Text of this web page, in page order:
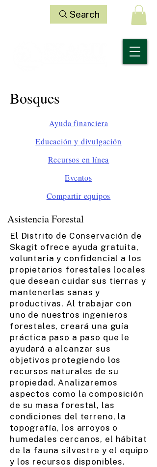
Search
Bosques
Ayuda financiera
Educación y divulgación
Recursos en línea
Eventos
Compartir equipos
Asistencia Forestal
El Distrito de Conservación de
Skagit ofrece ayuda gratuita,
voluntaria y confidencial a los
propietarios forestales locales
que desean cuidar sus tierras y
mantenerlas sanas y
productivas. Al trabajar con
uno de nuestros ingenieros
forestales, creará una guía
práctica paso a paso que le
ayudará a alcanzar sus
objetivos protegiendo los
recursos naturales de su
propiedad. Analizaremos
aspectos como la composición
de su masa forestal, las
condiciones del terreno, la
topografía, los arroyos o
humedales cercanos, el hábitat
de la fauna silvestre y el equipo
y los recursos disponibles.